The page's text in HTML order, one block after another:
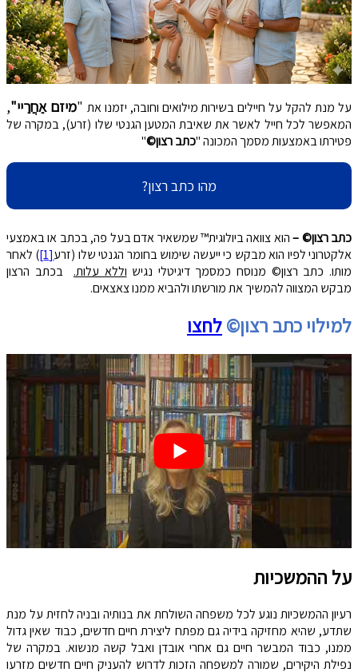
על מנת להקל על חיילים בשירות מילואים וחובה, יזמנו את "מיזם אַחֲרַיי",
המאפשר לכל חייל לאשר את שאיבת המטען הגנטי שלו (זרע), במקרה של
פטירתו באמצעות מסמך המכונה "כתב רצון©"
מהו כתב רצון?
כתב רצון© –הוא צוואה ביולוגית™ שמשאיר אדם בעל פה, בכתב או באמצעי
אלקטרוני לפיו הוא מבקש כי ייעשה שימוש בחומר הגנטי שלו (זרע[1]
) לאחר
מותו. כתב רצון© מנוסח כמסמך דיגיטלי נגיש וללא עלות. בכתב הרצון
מבקש המצווה להמשיך את מורשתו ולהביא ממנו צאצאים.
למילוי כתב רצון©לחצו
על ההמשכיות
רעיון ההמשכיות נוגע לכל משפחה השולחת את בנותיה ובניה לחזית על מנת
שתדע, שהיא מחזיקה בידיה גם מפתח ליצירת חיים חדשים, כבוד שאין גדול
ממנו, כבוד המבשר חיים גם אחרי אובדן ואבל קשה מנשוא. במקרה של
נפילת היקירים, שמורה למשפחה הזכות לדרוש להעניק חיים חדשים מזרעו